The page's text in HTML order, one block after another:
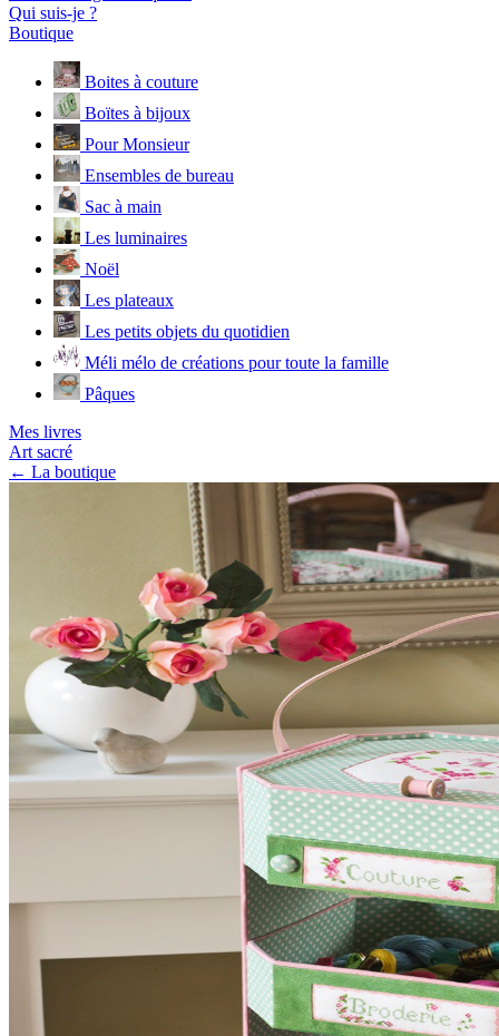
Qui suis-je ?
Boutique
Boites à couture
Boïtes à bijoux
Pour Monsieur
Ensembles de bureau
Sac à main
Les luminaires
Noël
Les plateaux
Les petits objets du quotidien
Méli mélo de créations pour toute la famille
Pâques
Mes livres
Art sacré
← La boutique